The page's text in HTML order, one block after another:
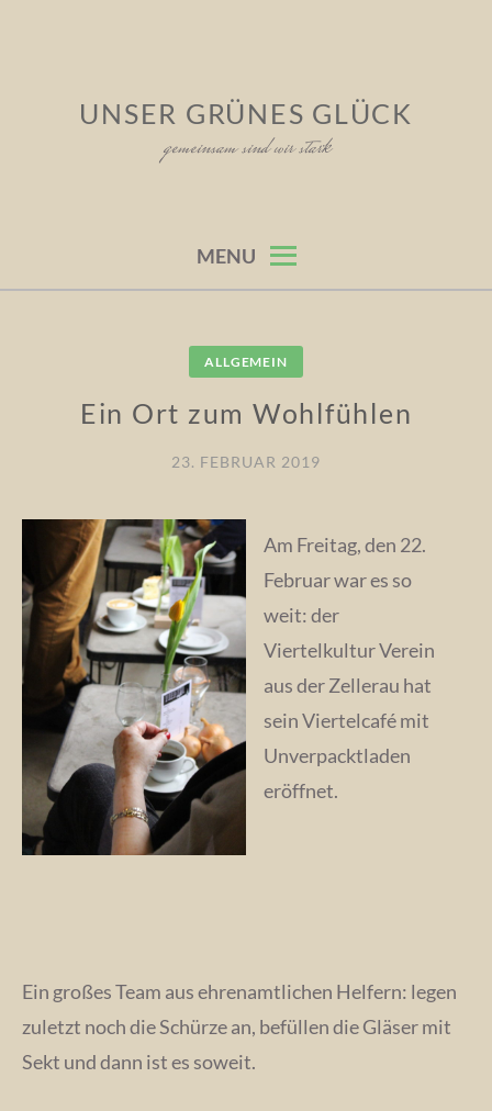
UNSER GRÜNES GLÜCK
gemeinsam sind wir stark
MENU
ALLGEMEIN
Ein Ort zum Wohlfühlen
23. FEBRUAR 2019
Am Freitag, den 22.
Februar war es so
weit: der
Viertelkultur Verein
aus der Zellerau hat
sein Viertelcafé mit
Unverpacktladen
eröffnet.
Ein großes Team aus ehrenamtlichen Helfern: legen
zuletzt noch die Schürze an, befüllen die Gläser mit
Sekt und dann ist es soweit.